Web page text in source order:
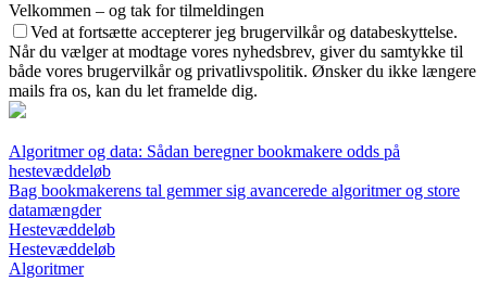
Velkommen – og tak for tilmeldingen
Ved at fortsætte accepterer jeg brugervilkår og databeskyttelse.
Når du vælger at modtage vores nyhedsbrev, giver du samtykke til
både vores brugervilkår og privatlivspolitik. Ønsker du ikke længere
mails fra os, kan du let framelde dig.
Algoritmer og data: Sådan beregner bookmakere odds på
hestevæddeløb
Bag bookmakerens tal gemmer sig avancerede algoritmer og store
datamængder
Hestevæddeløb
Hestevæddeløb
Algoritmer